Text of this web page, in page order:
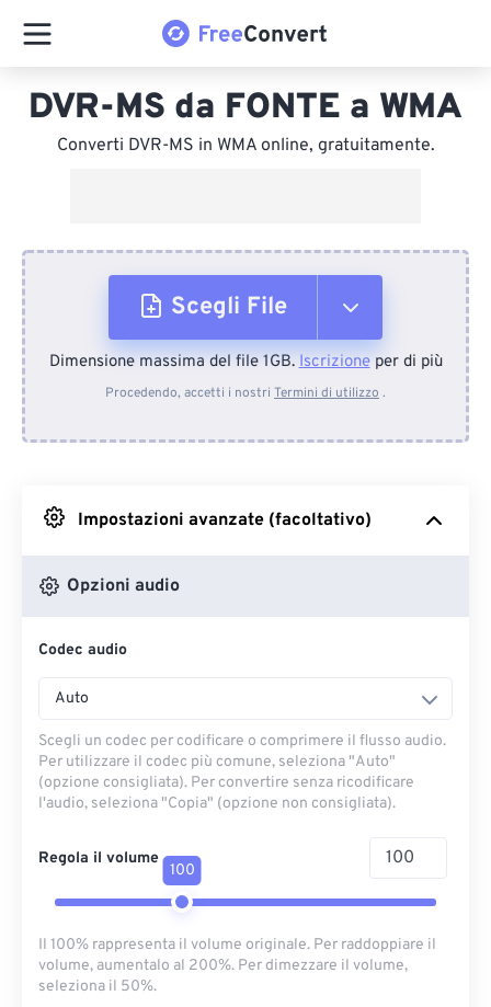
DVR-MS da FONTE a WMA
Converti DVR-MS in WMA online, gratuitamente.
Scegli File
Dal dispositivo
Da Google Drive
Dimensione massima del file 1GB.Iscrizioneper di più
Procedendo, accetti i nostri Termini di utilizzo .
Impostazioni avanzate (facoltativo)
Opzioni audio
Codec audio
Auto
Scegli un codec per codificare o comprimere il flusso audio.
Per utilizzare il codec più comune, seleziona "Auto"
(opzione consigliata). Per convertire senza ricodificare
l'audio, seleziona "Copia" (opzione non consigliata).
Regola il volume
100
Il 100% rappresenta il volume originale. Per raddoppiare il
volume, aumentalo al 200%. Per dimezzare il volume,
seleziona il 50%.